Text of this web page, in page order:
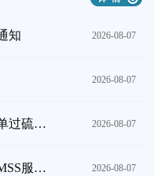
知 2026-08-07
2026-08-07
【招标通知】污水处理消毒粉（单过硫酸氢钾）项目 2026-08-07
【调研通知】机房服务器运维及MSS服务项目 2026-08-07